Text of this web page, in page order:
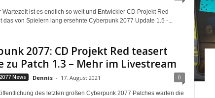
Wartezeit ist es endlich so weit und Entwickler CD Projekt Red
das von Spielern lang ersehnte Cyberpunk 2077 Update 1.5 -...
2077: CD Projekt Red teasert
zu Patch 1.3 – Mehr im Livestream
News Dennis - 17. August 2021 0
des letzten großen Cyberpunk 2077 Patches warten die